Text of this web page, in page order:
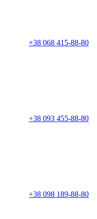
+38 068 415-88-80
+38 093 455-88-80
+38 098 189-88-80